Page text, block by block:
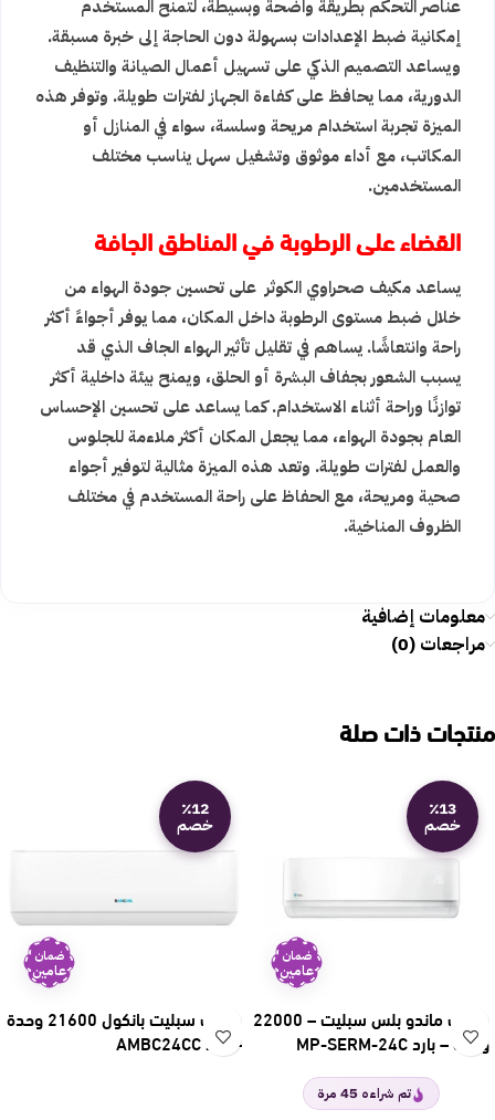
عناصر التحكم بطريقة واضحة وبسيطة، لتمنح المستخدم
إمكانية ضبط الإعدادات بسهولة دون الحاجة إلى خبرة مسبقة.
ويساعد التصميم الذكي على تسهيل أعمال الصيانة والتنظيف
الدورية، مما يحافظ على كفاءة الجهاز لفترات طويلة. وتوفر هذه
الميزة تجربة استخدام مريحة وسلسة، سواء في المنازل أو
المكاتب، مع أداء موثوق وتشغيل سهل يناسب مختلف
المستخدمين.
القضاء على الرطوبة في المناطق الجافة
يساعد مكيف صحراوي الكوثر على تحسين جودة الهواء من
خلال ضبط مستوى الرطوبة داخل المكان، مما يوفر أجواءً أكثر
راحة وانتعاشًا. يساهم في تقليل تأثير الهواء الجاف الذي قد
يسبب الشعور بجفاف البشرة أو الحلق، ويمنح بيئة داخلية أكثر
توازنًا وراحة أثناء الاستخدام. كما يساعد على تحسين الإحساس
العام بجودة الهواء، مما يجعل المكان أكثر ملاءمة للجلوس
والعمل لفترات طويلة. وتعد هذه الميزة مثالية لتوفير أجواء
صحية ومريحة، مع الحفاظ على راحة المستخدم في مختلف
الظروف المناخية.
معلومات إضافية
مراجعات (0)
منتجات ذات صلة
٪13
خصم
ضمان
عامين
مكيف ماندو بلس سبليت – 22000
وحدة – بارد MP-SERM-24C
تم شراءه 45 مرة
٪12
خصم
ضمان
عامين
مكيف سبليت بانكول 21600 وحدة
– بارد AMBC24CC